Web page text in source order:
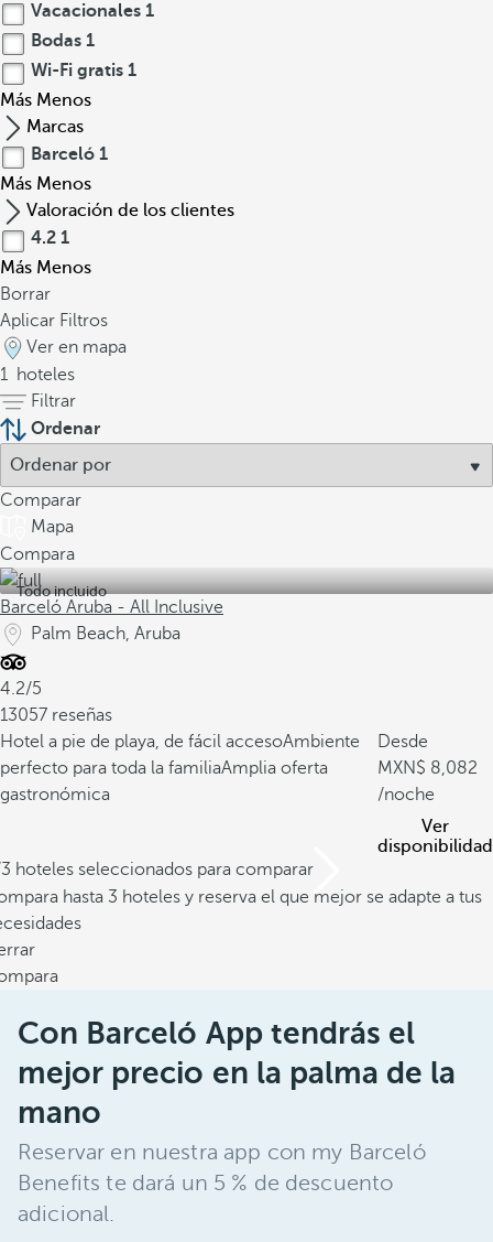
Vacacionales 1
Bodas 1
Wi-Fi gratis 1
Más Menos
Marcas
Barceló 1
Más Menos
Valoración de los clientes
4.2 1
Más Menos
Borrar
Aplicar Filtros
Ver en mapa
1 hoteles
Filtrar
Ordenar
Comparar
Mapa
Compara
Todo incluido
Barceló Aruba - All Inclusive
Palm Beach, Aruba
4.2/5
13057 reseñas
Hotel a pie de playa, de fácil accesoAmbiente
perfecto para toda la familiaAmplia oferta
gastronómica
Desde
8,082
/noche
Ver
disponibilidad
hoteles seleccionados para comparar
hasta 3 hoteles y reserva el que mejor se adapte a tus
Con Barceló App tendrás el
mejor precio en la palma de la
mano
Reservar en nuestra app con my Barceló
Benefits te dará un 5 % de descuento
adicional.